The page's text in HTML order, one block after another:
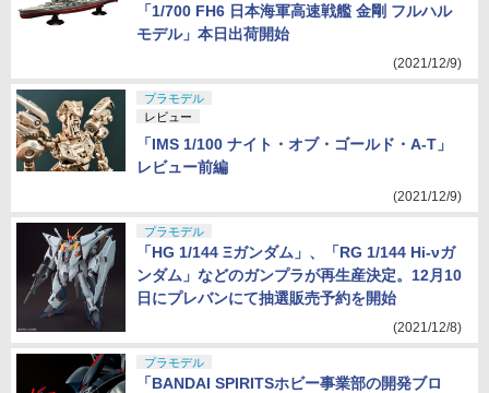
「1/700 FH6 日本海軍高速戦艦 金剛 フルハル
モデル」本日出荷開始
(2021/12/9)
プラモデル
レビュー
「IMS 1/100 ナイト・オブ・ゴールド・A-T」
レビュー前編
(2021/12/9)
プラモデル
「HG 1/144 Ξガンダム」、「RG 1/144 Hi-νガ
ンダム」などのガンプラが再生産決定。12月10
日にプレバンにて抽選販売予約を開始
(2021/12/8)
プラモデル
「BANDAI SPIRITSホビー事業部の開発ブロ